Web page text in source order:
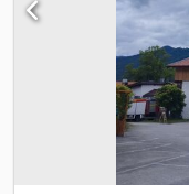
ACCESSORY DETAILS
prior sale, changes,